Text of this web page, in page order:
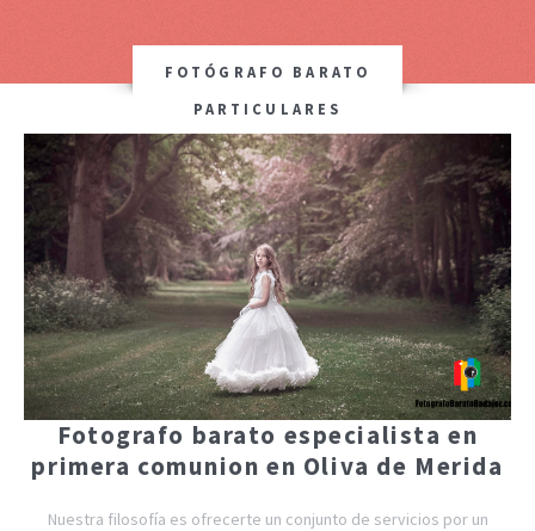
FOTÓGRAFO BARATO
PARTICULARES
Fotografo barato especialista en
primera comunion en Oliva de Merida
Nuestra filosofía es ofrecerte un conjunto de servicios por un